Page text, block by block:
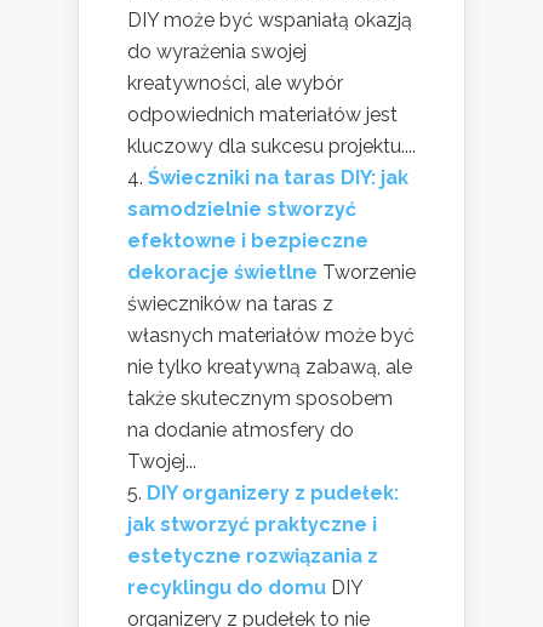
DIY może być wspaniałą okazją
do wyrażenia swojej
kreatywności, ale wybór
odpowiednich materiałów jest
kluczowy dla sukcesu projektu....
Świeczniki na taras DIY: jak
samodzielnie stworzyć
efektowne i bezpieczne
dekoracje świetlne Tworzenie
świeczników na taras z
własnych materiałów może być
nie tylko kreatywną zabawą, ale
także skutecznym sposobem
na dodanie atmosfery do
Twojej...
DIY organizery z pudełek:
jak stworzyć praktyczne i
estetyczne rozwiązania z
recyklingu do domu DIY
organizery z pudełek to nie